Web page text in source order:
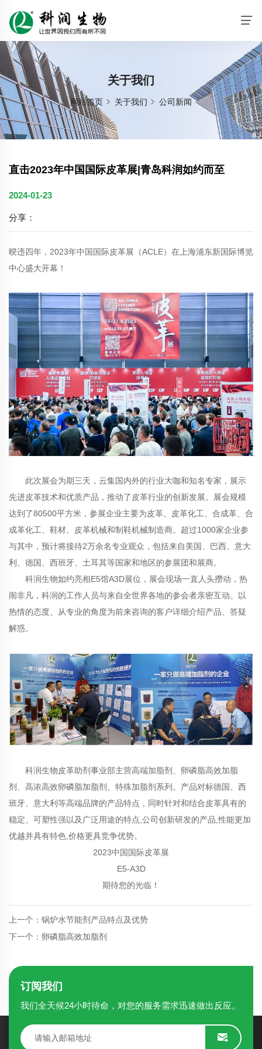
关于我们
网站首页 关于我们 公司新闻
直击2023年中国国际皮革展|青岛科润如约而至
2024-01-23
分享：
暌违四年，2023年中国国际皮革展（ACLE）在上海浦东新国际博览
中心盛大开幕！
此次展会为期三天，云集国内外的行业大咖和知名专家，展示
先进皮革技术和优质产品，推动了皮革行业的创新发展。展会规模
达到了80500平方米，参展企业主要为皮革、皮革化工、合成革、合
成革化工、鞋材、皮革机械和制鞋机械制造商。超过1000家企业参
与其中，预计将接待2万余名专业观众，包括来自美国、巴西、意大
利、德国、西班牙、土耳其等国家和地区的参展团和展商。
科润生物如约亮相E5馆A3D展位，展会现场一直人头攒动，热
闹非凡，科润的工作人员与来自全世界各地的参会者亲密互动。以
热情的态度、从专业的角度为前来咨询的客户详细介绍产品、答疑
解惑。
科润生物皮革助剂事业部主营高端加脂剂 、卵磷脂高效加脂
剂、高浓高效卵磷脂加脂剂、特殊加脂剂系列。产品对标德国、西
班牙、意大利等高端品牌的产品特点，同时针对和结合皮革具有的
稳定、可塑性强以及广泛用途的特点,公司创新研发的产品,性能更加
优越并具有特色,价格更具竞争优势。
2023中国国际皮革展
E5-A3D
期待您的光临！
上一个：锅炉水节能剂产品特点及优势
下一个：卵磷脂高效加脂剂
订阅我们
我们全天候24小时待命，对您的服务需求迅速做出反应。